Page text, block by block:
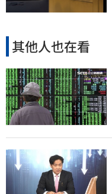
其他人也在看